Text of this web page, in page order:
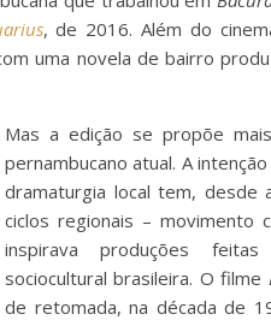
, de 2016. Além do
uma novela de bairro
Mas a edição se propõe
pernambucano atual. A
dramaturgia local tem, desde
ciclos regionais – movimento
inspirava produções
sociocultural brasileira. O filme
de retomada, na década de